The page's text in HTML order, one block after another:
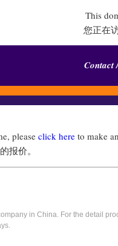
This
您正在
Contact
pleaseclick hereto make
报价。
in China. For the detail